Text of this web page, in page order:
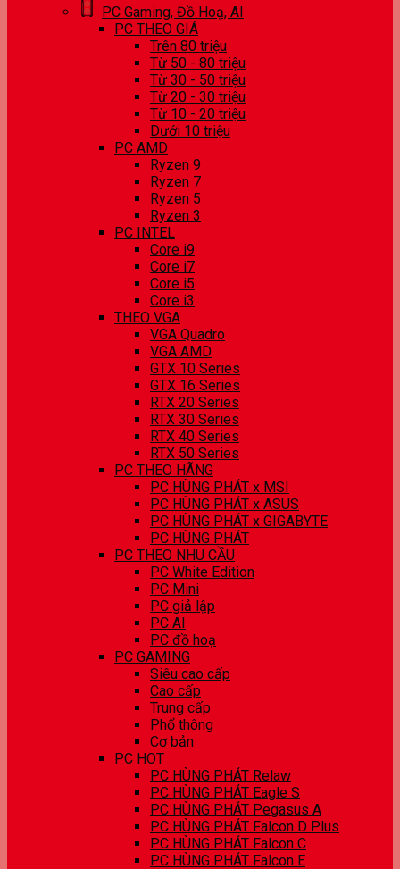
PC Gaming, Đồ Hoạ, AI
PC THEO GIÁ
Trên 80 triệu
Từ 50 - 80 triệu
Từ 30 - 50 triệu
Từ 20 - 30 triệu
Từ 10 - 20 triệu
Dưới 10 triệu
PC AMD
Ryzen 9
Ryzen 7
Ryzen 5
Ryzen 3
PC INTEL
Core i9
Core i7
Core i5
Core i3
THEO VGA
VGA Quadro
VGA AMD
GTX 10 Series
GTX 16 Series
RTX 20 Series
RTX 30 Series
RTX 40 Series
RTX 50 Series
PC THEO HÃNG
PC HÙNG PHÁT x MSI
PC HÙNG PHÁT x ASUS
PC HÙNG PHÁT x GIGABYTE
PC HÙNG PHÁT
PC THEO NHU CẦU
PC White Edition
PC Mini
PC giả lập
PC AI
PC đồ hoạ
PC GAMING
Siêu cao cấp
Cao cấp
Trung cấp
Phổ thông
Cơ bản
PC HOT
PC HÙNG PHÁT Relaw
PC HÙNG PHÁT Eagle S
PC HÙNG PHÁT Pegasus A
PC HÙNG PHÁT Falcon D Plus
PC HÙNG PHÁT Falcon C
PC HÙNG PHÁT Falcon E